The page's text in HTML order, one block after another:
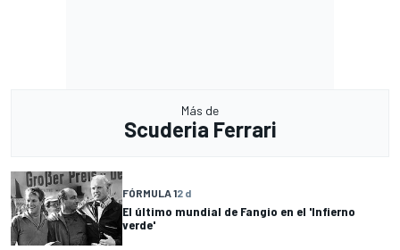
Más de
Scuderia Ferrari
FÓRMULA 12 d
El último mundial de Fangio en el 'Infierno
verde'